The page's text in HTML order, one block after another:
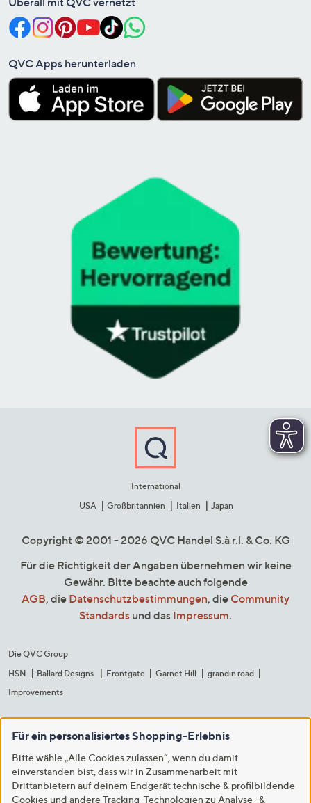
QVC Apps herunterladen
International
USA
Großbritannien Italien Japan
Copyright © 2001 - 2026 QVC Handel S.à r.l. & Co. KG
Für die Richtigkeit der Angaben übernehmen wir keine
Gewähr. Bitte beachte auch folgende
AGB, die Datenschutzbestimmungen, die Community
Standards und das Impressum.
Die QVC Group
HSN
Ballard Designs Frontgate Garnet Hill
grandin road
Improvements
Für ein personalisiertes Shopping-Erlebnis
Bitte wähle „Alle Cookies zulassen“, wenn du damit
einverstanden bist, dass wir in Zusammenarbeit mit
Drittanbietern auf deinem Endgerät technische & profilbildende
Cookies und andere Tracking-Technologien zu Analyse- &